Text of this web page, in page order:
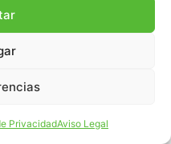
PrivacidadAviso Legal
Parc – Todos los